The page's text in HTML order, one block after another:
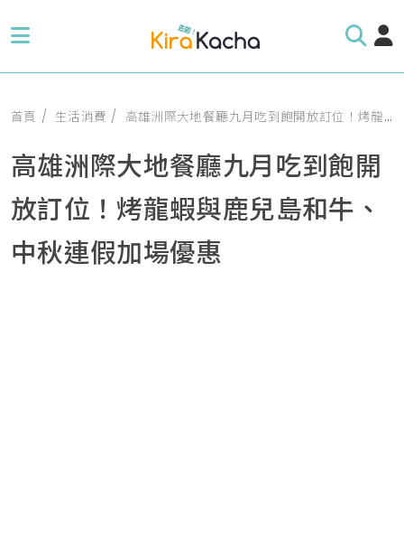
首頁 生活消費 高雄洲際大地餐廳九月吃到飽開放訂位！烤龍蝦與鹿兒島和牛、中秋連假加場優惠
高雄洲際大地餐廳九月吃到飽開
放訂位！烤龍蝦與鹿兒島和牛、
中秋連假加場優惠